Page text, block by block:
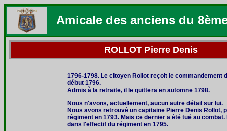
Amicale des anciens du
ROLLOT Pierre Denis
1796-1798. Le citoyen Rollot reçoit le commandement
début 1796.
Admis à la retraite, il le quittera en automne 1798.
Nous n'avons, actuellement, aucun autre détail sur lui.
Nous avons retrouvé un capitaine Pierre Denis Rollot,
régiment en 1793. Mais ce dernier a été tué au combat.
dans l'effectif du régiment en 1795.